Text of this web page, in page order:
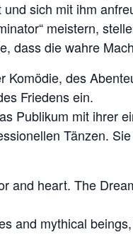
sich mit ihm
meistern,
dass die wahre
Komödie, des
Friedens ein.
Publikum mit ihrer
Tänzen.
and heart. The
and mythical